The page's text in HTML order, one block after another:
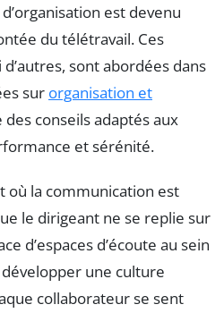
est devenu
du télétravail. Ces
sont abordées dans
sur organisation et
des conseils adaptés aux
et sérénité.
où la communication est
le dirigeant ne se replie sur
d’espaces d’écoute au sein
une culture
collaborateur se sent